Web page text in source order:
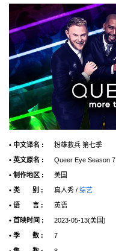
• 中文译名 : 粉雄救兵 第七季
• 英文原名 : Queer Eye Season 7
• 制作地区 : 美国
• 类 别 : 真人秀 / 综艺
• 语 言 : 英语
• 首映时间 : 2023-05-13(美国)
• 季 数 : 7